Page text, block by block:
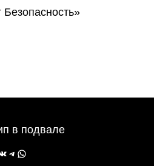
Telegram WhatsApp